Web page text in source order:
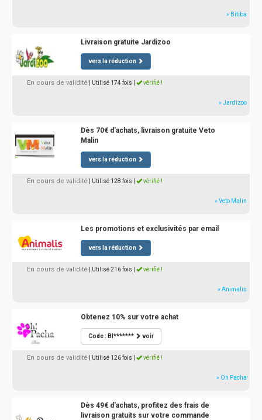
» Bitiba
Livraison gratuite Jardizoo
vers la réduction
En cours de validité | Utilisé 174 fois vérifié !
» Jardizoo
Dès 70€ d'achats, livraison gratuite Veto
Malin
vers la réduction
En cours de validité | Utilisé 128 fois vérifié !
» Veto Malin
Les promotions et exclusivités par email
vers la réduction
En cours de validité | Utilisé 216 fois vérifié !
» Animalis
Obtenez 10% sur votre achat
Code : BI******* voir
En cours de validité | Utilisé 126 fois vérifié !
» Oh Pacha
Dès 49€ d'achats, profitez des frais de
livraison gratuits sur votre commande